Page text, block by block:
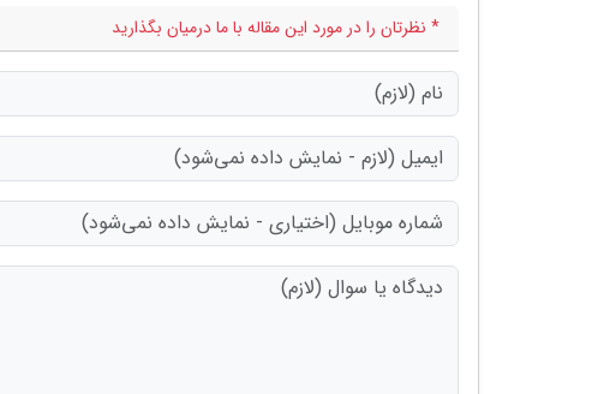
* نظرتان را در مورد این مقاله با ما درمیان بگذارید